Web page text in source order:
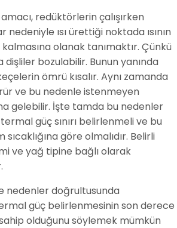
redüktörlerin çalışırken
nedeniyle ısı ürettiği noktada ısının
kalmasına olanak tanımaktır. Çünkü
bozulabilir. Bunun yanında
ömrü kısalır. Aynı zamanda
ve bu nedenle istenmeyen
gelebilir. İşte tamda bu nedenler
güç sınırı belirlenmeli ve bu
sıcaklığına göre olmalıdır. Belirli
ve yağ tipine bağlı olarak
nedenler doğrultusunda
güç belirlenmesinin son derece
olduğunu söylemek mümkün